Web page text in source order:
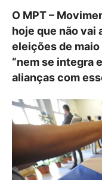
O MPT –
hoje que não vai
eleições de maio
“nem se integra
alianças com